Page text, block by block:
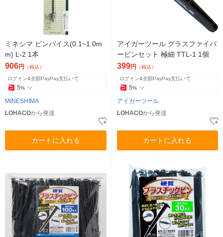
ミネシマ ピンバイス(0.1~1.0m
m) L-2 1本
906円 （税込）
ログイン&全額PayPay支払いで
5%
MINESHIMA
LOHACOから発送
カートに入れる
アイガーツール グラスファイバ
ーピンセット 極細 TTL-1 1個
399円 （税込）
ログイン&全額PayPay支払いで
5%
アイガーツール
LOHACOから発送
カートに入れる